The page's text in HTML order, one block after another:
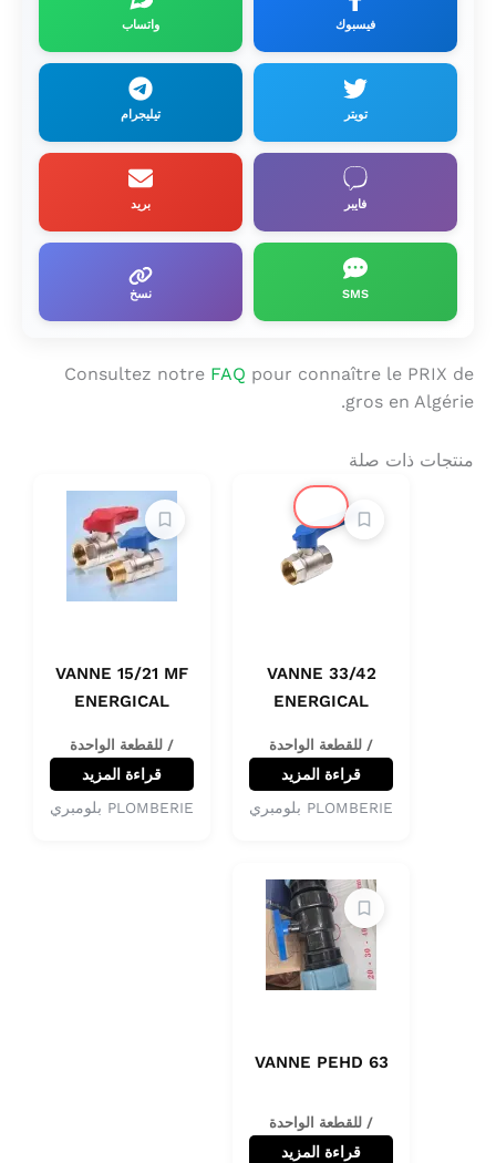
فيسبوك واتساب
تويتر تيليجرام
فايبر بريد
SMS نسخ
Consultez notre FAQ pour connaître le PRIX de
gros en Algérie.
منتجات ذات صلة
VANNE 33/42
ENERGICAL
/ للقطعة الواحدة
قراءة المزيد
PLOMBERIE بلومبري
VANNE 15/21 MF
ENERGICAL
/ للقطعة الواحدة
قراءة المزيد
PLOMBERIE بلومبري
VANNE PEHD 63
/ للقطعة الواحدة
قراءة المزيد